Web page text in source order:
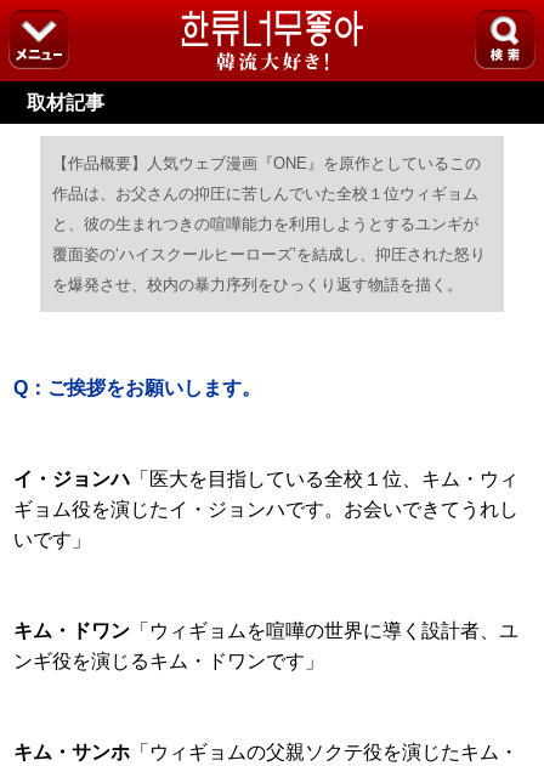
取材記事
【作品概要】人気ウェブ漫画『ONE』を原作としているこの
作品は、お父さんの抑圧に苦しんでいた全校１位ウィギョム
と、彼の生まれつきの喧嘩能力を利用しようとするユンギが
覆面姿の‘ハイスクールヒーローズ’を結成し、抑圧された怒り
を爆発させ、校内の暴力序列をひっくり返す物語を描く。
Q：ご挨拶をお願いします。
イ・ジョンハ 「医大を目指している全校１位、キム・ウィ
ギョム役を演じたイ・ジョンハです。お会いできてうれし
いです」
キム・ドワン 「ウィギョムを喧嘩の世界に導く設計者、ユ
ンギ役を演じるキム・ドワンです」
キム・サンホ 「ウィギョムの父親ソクテ役を演じたキム・